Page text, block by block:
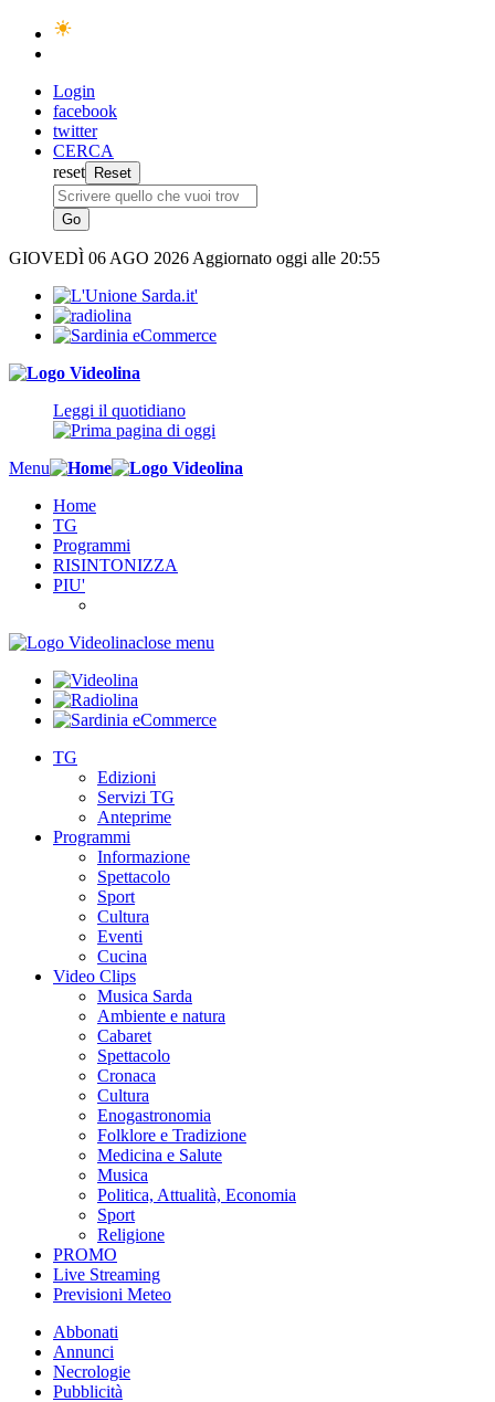
Login
facebook
twitter
CERCA
reset
GIOVEDÌ 06 AGO 2026 Aggiornato oggi alle 20:55
Leggi il quotidiano
Menu
Home
TG
Programmi
RISINTONIZZA
PIU'
close menu
TG
Edizioni
Servizi TG
Anteprime
Programmi
Informazione
Spettacolo
Sport
Cultura
Eventi
Cucina
Video Clips
Musica Sarda
Ambiente e natura
Cabaret
Spettacolo
Cronaca
Cultura
Enogastronomia
Folklore e Tradizione
Medicina e Salute
Musica
Politica, Attualità, Economia
Sport
Religione
PROMO
Live Streaming
Previsioni Meteo
Abbonati
Annunci
Necrologie
Pubblicità